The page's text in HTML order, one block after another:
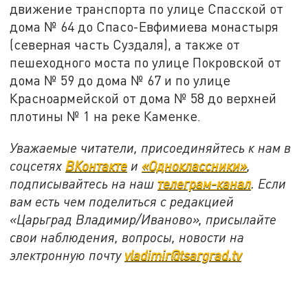
движение транспорта по улице Спасской от
дома № 64 до Спасо-Евфимиева монастыря
(северная часть Суздаля), а также от
пешеходного моста по улице Покровской от
дома № 59 до дома № 67 и по улице
Красноармейской от дома № 58 до верхней
плотины № 1 на реке Каменке.
Уважаемые читатели, присоединяйтесь к нам в
соцсетях ВКонтакте и«Одноклассники»,
подписывайтесь на наш телеграм-канал. Если
вам есть чем поделиться с редакцией
«Царьград Владимир/Иваново», присылайте
свои наблюдения, вопросы, новости на
электронную почту vladimir@tsargrad.tv